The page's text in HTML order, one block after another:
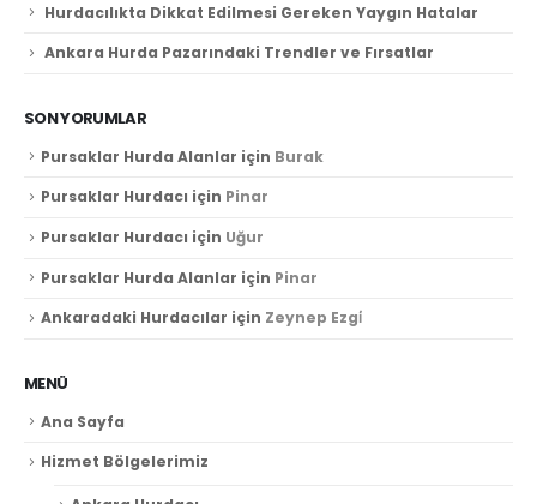
Hurdacılıkta Dikkat Edilmesi Gereken Yaygın Hatalar
Ankara Hurda Pazarındaki Trendler ve Fırsatlar
SON YORUMLAR
Pursaklar Hurda Alanlar için Burak
Pursaklar Hurdacı için Pinar
Pursaklar Hurdacı için Uğur
Pursaklar Hurda Alanlar için Pinar
Ankaradaki Hurdacılar için Zeynep Ezgi̇
MENÜ
Ana Sayfa
Hizmet Bölgelerimiz
ankarahurdacii.gen.tr
0531-841-35-91